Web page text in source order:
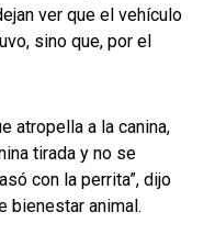
ver que el vehículo
sino que, por el
atropella a la canina,
tirada y no se
con la perrita”, dijo
bienestar animal.